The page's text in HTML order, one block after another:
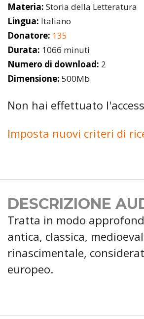
Materia: Storia della Letteratura
Lingua: Italiano
Donatore: 135
Durata: 1066 minuti
Numero di download: 2
Dimensione: 500Mb
Non hai effettuato
Imposta nuovi criteri di
DESCRIZIONE
Tratta in modo
antica, classica,
rinascimentale,
europeo.